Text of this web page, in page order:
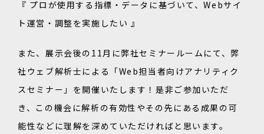
『 プロが使用する指標・データに基づいて、Webサイ
ト運営・調整を実施したい 』
また、展示会後の11月に弊社セミナールームにて、弊
社ウェブ解析士による「Web担当者向けアナリティク
スセミナー」を開催いたします！是非ご参加いただ
き、この機会に解析の有効性やその先にある成果の可
能性などに理解を深めていただければと思います。